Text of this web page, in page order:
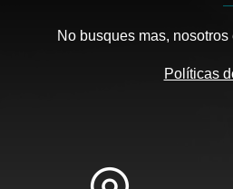
No busques mas,
Políticas